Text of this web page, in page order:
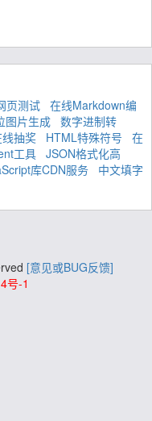
页测试 在线Markdown编
图片生成
数字进制转
抽奖 HTML特殊符号
在
工具 JSON格式化高
库CDN服务
中文填字
[意见或BUG反馈]
号-1